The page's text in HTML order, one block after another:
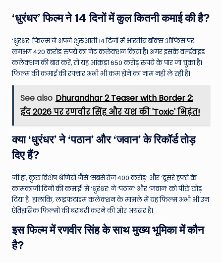
‘धुरंधर’ फिल्म ने 14 दिनों में कुल कितनी कमाई की है?
‘धुरंधर’ फिल्म ने अपने शुरुआती 14 दिनों में भारतीय बॉक्स ऑफिस पर
लगभग 420 करोड़ रुपये का नेट कलेक्शन किया है। अगर इसके वर्ल्डवाइड
कलेक्शन की बात करें, तो यह आंकड़ा 650 करोड़ रुपये के पार जा चुका है।
फिल्म की कमाई की रफ्तार अभी भी कम होने का नाम नहीं ले रही है।
See also Dhurandhar 2 Teaser with Border 2:
ईद 2026 पर रणवीर सिंह और यश की 'Toxic' भिड़ंत!
क्या ‘धुरंधर’ ने ‘पठान’ और ‘जवान’ के रिकॉर्ड तोड़
दिए हैं?
जी हां, कुछ विशेष श्रेणियों जैसे ‘सबसे तेज 400 करोड़’ और ‘दूसरे हफ्ते के
कामकाजी दिनों की कमाई’ में ‘धुरंधर’ ने ‘पठान’ और ‘जवान’ को पीछे छोड़
दिया है। हालांकि, लाइफटाइम कलेक्शन के मामले में यह फिल्म अभी भी उन
ऐतिहासिक फिल्मों की बराबरी करने की ओर अग्रसर है।
इस फिल्म में रणवीर सिंह के साथ मुख्य भूमिका में कौन
है?